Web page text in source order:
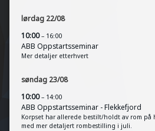
lørdag 22/08
10:00– 16:00
ABB Oppstartsseminar
Mer detaljer etterhvert
søndag 23/08
10:00– 14:00
ABB Oppstartsseminar - Flekkefjord
Korpset har allerede bestilt/holdt av rom
med mer detaljert rombestilling i juli.